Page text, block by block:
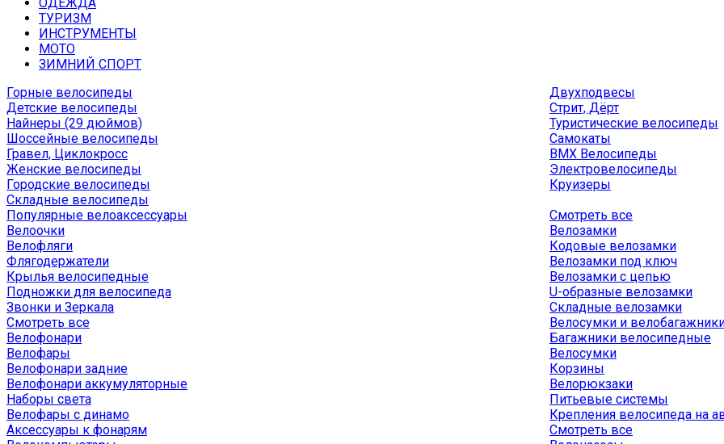
ТУРИЗМ
ИНСТРУМЕНТЫ
МОТО
ЗИМНИЙ СПОРТ
Горные велосипеды
Детские велосипеды
Найнеры (29 дюймов)
Шоссейные велосипеды
Гравел, Циклокросс
Женские велосипеды
Городcкие велосипеды
Складные велосипеды
Двухподвесы
Стрит, Дёрт
Туристические велосипеды
Самокаты
BMX Велосипеды
Электровелосипеды
Круизеры
Популярные велоаксессуары
Велоочки
Велофляги
Флягодержатели
Крылья велосипедные
Подножки для велосипеда
Звонки и Зеркала
Смотреть все
Велофонари
Велофары
Велофонари задние
Велофонари аккумуляторные
Наборы света
Велофары с динамо
Аксессуары к фонарям
Смотреть все
Велозамки
Кодовые велозамки
Велозамки под ключ
Велозамки с цепью
U-образные велозамки
Складные велозамки
Велосумки и
Багажники велосипедные
Велосумки
Корзины
Велорюкзаки
Питьевые системы
Крепления велосипеда на
Смотреть все